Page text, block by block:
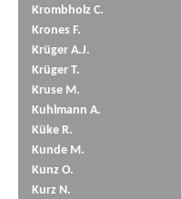
Krombholz C.
Krones F.
Krüger A.J.
Krüger T.
Kruse M.
Kuhlmann A.
Küke R.
Kunde M.
Kunz O.
Kurz N.